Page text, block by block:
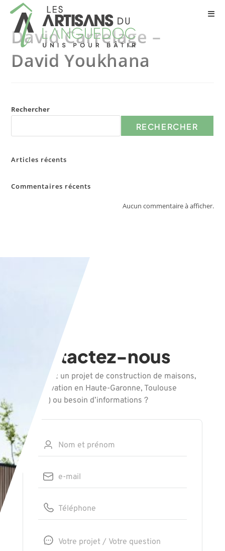
David Carrelage –
David Youkhana
Rechercher
RECHERCHER
Articles récents
Commentaires récents
Aucun commentaire à afficher.
Contactez-nous
Vous avez un projet de construction de maisons,
de rénovation en Haute-Garonne, Toulouse
(31000) ou besoin d’informations ?